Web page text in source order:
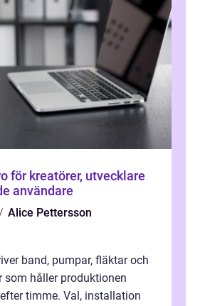
för kreatörer, utvecklare
användare
Alice Pettersson
band, pumpar, fläktar och
som håller produktionen
timme. Val, installation